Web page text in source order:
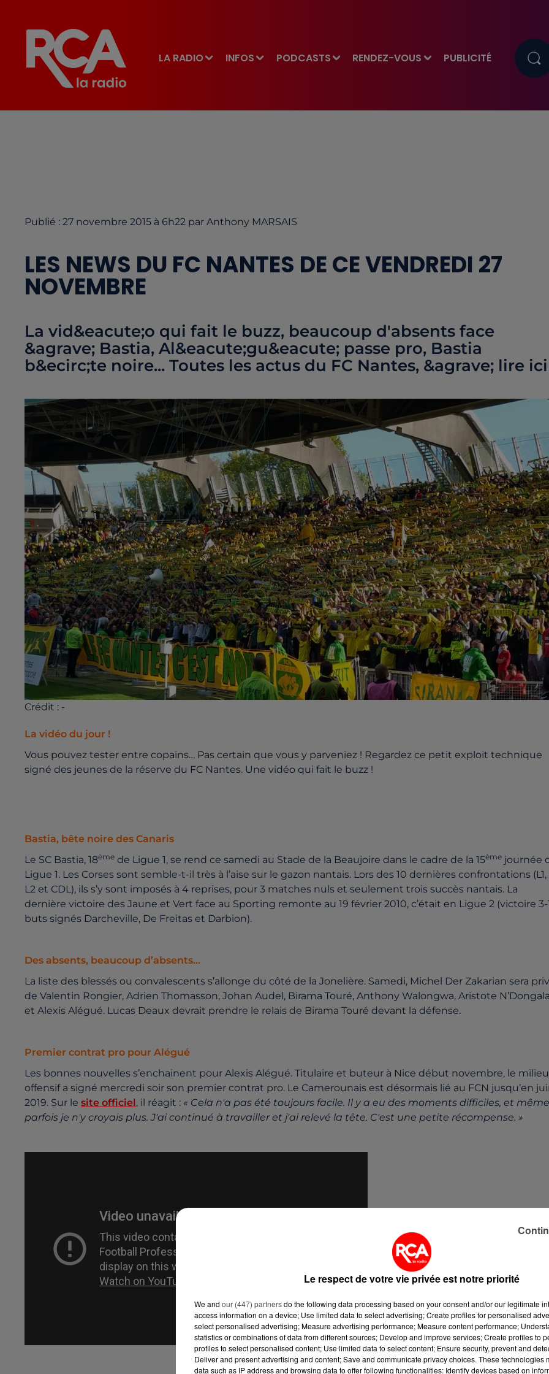
LA RADIO INFOS PODCASTS RENDEZ-VOUS PUBLICITÉ
Publié : 27 novembre 2015 à 6h22 par Anthony MARSAIS
LES NEWS DU FC NANTES DE CE VENDREDI 27
NOVEMBRE
La vid&eacute;o qui fait le buzz, beaucoup d'absents face
&agrave; Bastia, Al&eacute;gu&eacute; passe pro, Bastia
b&ecirc;te noire... Toutes les actus du FC Nantes, &agrave; lire
Crédit : -
La vidéo du jour !
Vous pouvez tester entre copains… Pas certain que vous y parveniez ! Regardez ce petit exploit technique
signé des jeunes de la réserve du FC Nantes. Une vidéo qui fait le buzz !
Bastia, bête noire des Canaris
Le SC Bastia, 18ème de Ligue 1, se rend ce samedi au Stade de la Beaujoire dans le cadre de la 15ème journée
Ligue 1. Les Corses sont semble-t-il très à l’aise sur le gazon nantais. Lors des 10 dernières confrontations (L1,
L2 et CDL), ils s’y sont imposés à 4 reprises, pour 3 matches nuls et seulement trois succès nantais. La
dernière victoire des Jaune et Vert face au Sporting remonte au 19 février 2010, c’était en Ligue 2 (victoire 3-
buts signés Darcheville, De Freitas et Darbion).
Des absents, beaucoup d’absents…
La liste des blessés ou convalescents s’allonge du côté de la Jonelière. Samedi, Michel Der Zakarian sera
de Valentin Rongier, Adrien Thomasson, Johan Audel, Birama Touré, Anthony Walongwa, Aristote
et Alexis Alégué. Lucas Deaux devrait prendre le relais de Birama Touré devant la défense.
Premier contrat pro pour Alégué
Les bonnes nouvelles s’enchainent pour Alexis Alégué. Titulaire et buteur à Nice début novembre, le milieu
offensif a signé mercredi soir son premier contrat pro. Le Camerounais est désormais lié au FCN jusqu’en
2019. Sur le site officiel, il réagit : « Cela n'a pas été toujours facile. Il y a eu des moments difficiles, et même
parfois je n'y croyais plus. J'ai continué à travailler et j'ai relevé la tête. C'est une petite récompense. »
Le respect de votre vie privée est notre priorité
We and our (447) partnersdo the following data processing based on your consent and/or our legitimate
access information on a device; Use limited data to select advertising; Create profiles for personalised
select personalised advertising; Measure advertising performance; Measure content performance;
statistics or combinations of data from different sources; Develop and improve services; Create profiles to
profiles to select personalised content; Use limited data to select content; Ensure security, prevent and
Deliver and present advertising and content; Save and communicate privacy choices. These technologies
data such as IP address and browsing data to offer following functionalities: Identify devices based on